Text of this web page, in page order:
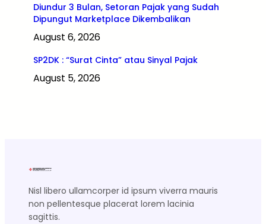
Diundur 3 Bulan, Setoran Pajak yang Sudah
Dipungut Marketplace Dikembalikan
August 6, 2026
SP2DK : “Surat Cinta” atau Sinyal Pajak
August 5, 2026
Nisl libero ullamcorper id ipsum viverra mauris
non pellentesque placerat lorem lacinia
sagittis.